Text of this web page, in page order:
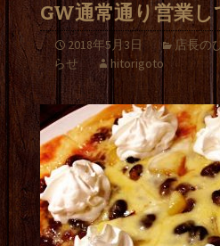
GW通常通り営業
2018年5月3日
店長の
らせ
hitorigoto